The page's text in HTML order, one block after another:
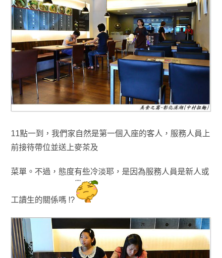
11點一到 ，我們家自然是第一個入座的客人 ， 服務人員上
前接待帶位並送上麥茶及
菜單 。 不過 ，態度有些冷淡耶，是因為服務人員是新人或
工讀生的關係嗎 !?